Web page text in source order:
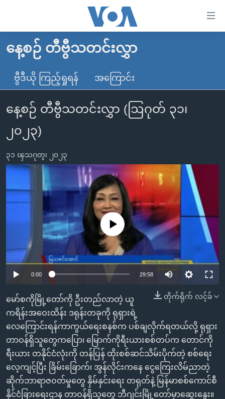
လွယ်ကူ
သည့်
များ
ပင်မ
သို့
ကြည့်
ရန်
စာမျက်နှာ
ကြည့်
ရန်
ရှာဖွေ
ရန်
နေရာ
သို့
ကျော်
ရန်
မူလစာမျက်နှာ
မြန်မာ
ကမ္ဘာ့သတင်းများ
နိုင်ငံတကာ
အမေရိကန်
အစ္စရေး-ပါလက်စတိုင်း
ဗွီဒီယို
သတင်းလွတ်လပ်ခွင့်
ရပ်ဝန်းတခု လမ်းတခု အလွန်
အင်္ဂလိပ်စာလေ့လာမယ်
မကြေးမုံရဲ့ အင်္ဂလိပ်စာ
ရုပ်ရှင်ထဲက အင်္ဂလိပ်စာ
သုတပဒေသာ အင်္ဂလိပ်စာ
ရေဒီယိုနှင့်ရုပ်သံ အချက်အလက်များ
ရေဒီယို/တီဗွီအစီအစဉ်
Learning English
ဗွီအိုအေ လူမှုကွန်ယက်များ
ဘာသာစကားများ
နေ့စဉ် တီဗွီသတင်းလွှာ
ဗွီဒီယို ကြည့်ရှုရန် အကြောင်း
နေ့စဉ် တီဗွီသတင်းလွှာ (ဩဂုတ် ၃၁၊
၂၀၂၃)
၃၁ ၾသဂုတ္၊ ၂၀၂၃
No media source currently available
0:00 29:58
တိုက်ရိုက် လင့်ခ်
မော်စကိုမြို့တော်ကို ဦးတည်လာတဲ့ ယူ
ကရိန်းအဝေးထိန်း ဒရုန်းတခုကို ရုရှားရဲ့
လေကြောင်းရန်ကာကွယ်ရေးစနစ်က ပစ်ချလိုက်ရတယ်လို့ ရုရှား
တာဝန်ရှိသူတွေကပြော၊ မြောက်ကိုရီးယားစစ်တပ်က တောင်ကို
ရီးယား တနိုင်ငံလုံးကို တန်ပြန် ထိုးစစ်ဆင်သိမ်းပိုက်တဲ့ စစ်ရေး
လေ့ကျင့်ပြီး ခြိမ်းခြောက်၊ အွန်လိုင်းကနေ ငွေကြေးလိမ်ညာတဲ့
ဆိုက်ဘာရာဇဝတ်မှုတွေ နှိမ်နှင်းရေး တရုတ်နဲ့ မြန်မာစစ်ကောင်စီ
နိုင်ငံခြားရေးဌာန တာဝန်ရှိသူတွေ ဘီဂျင်းမြို့တော်မှာဆွေးနွေး။